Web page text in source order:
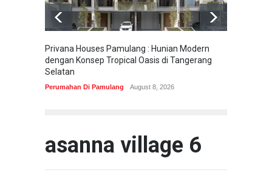
Privana Houses Pamulang : Hunian Modern
dengan Konsep Tropical Oasis di Tangerang
Selatan
Perumahan Di Pamulang August 8, 2026
asanna village 6